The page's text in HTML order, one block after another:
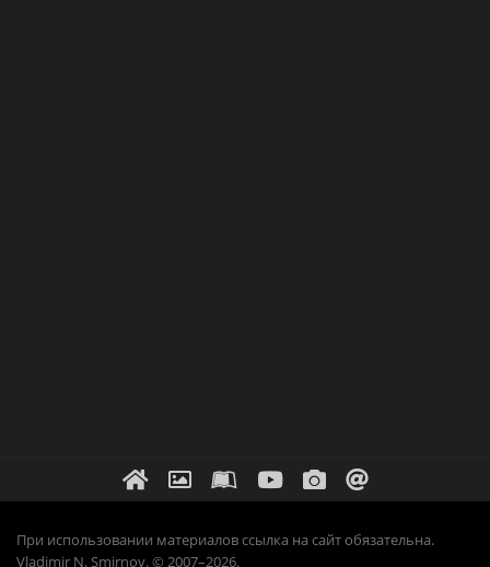
При использовании материалов ссылка на сайт обязательна.
Vladimir N. Smirnov. © 2007–2026.